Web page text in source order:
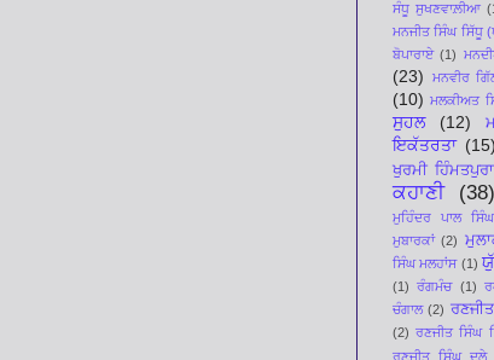
ਸੰਧੂ ਸੁਖਣਵਾਲ਼ੀਆ
ਮਨਜੀਤ ਸਿੰਘ ਸਿੱਧੂ
ਬੋਪਾਰਾਏ (1)
(23) ਮਨਵੀਰ
(10) ਮਲਕੀਅਤ
ਸੁਹਲ (12)
ਇਕੱਤਰਤਾ
ਖੁਰਮੀ ਹਿੰਮਤਪੁਰਾ
ਕਹਾਣੀ (38)
ਮੁਹਿੰਦਰ ਪਾਲ
ਮੁਬਾਰਕਾਂ (2)
ਸਿੰਘ ਮਲਹਾਂਸ (1)
(1) ਰੰਗਮੰਚ (1)
ਚੰਗਾਲ (2)
(2) ਰਣਜੀਤ ਸਿੰਘ
ਰਣਜੀਤ ਸਿੰਘ ਦੂਲੇ